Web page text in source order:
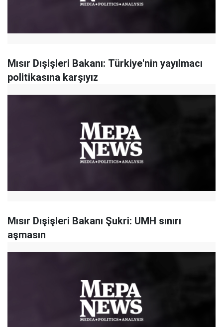
Mısır Dışişleri Bakanı: Türkiye'nin yayılmacı
politikasına karşıyız
Mısır Dışişleri Bakanı Şukri: UMH sınırı
aşmasın